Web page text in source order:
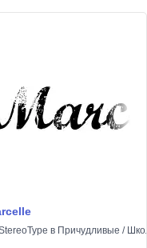
в Причудливые /